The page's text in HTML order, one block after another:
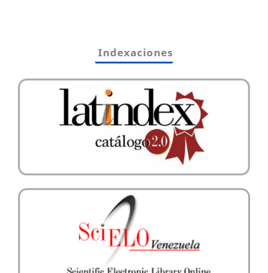
Indexaciones